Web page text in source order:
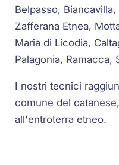
Belpasso,
Zafferana Etnea,
Maria di Licodia,
Palagonia, Ramacca,
I nostri tecnici
comune del
all'entroterra etneo.